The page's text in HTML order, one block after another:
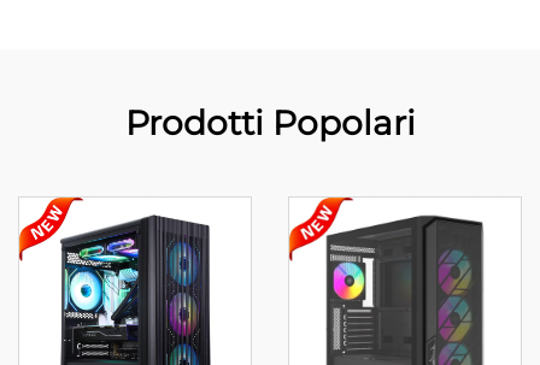
Prodotti Popolari